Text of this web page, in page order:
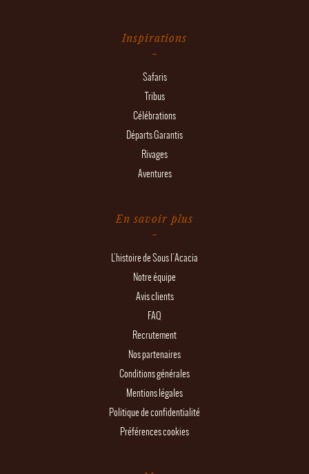
Inspirations
Safaris
Tribus
Célébrations
Départs Garantis
Rivages
Aventures
En savoir plus
L'histoire de Sous l'Acacia
Notre équipe
Avis clients
FAQ
Recrutement
Nos partenaires
Conditions générales
Mentions légales
Politique de confidentialité
Préférences cookies